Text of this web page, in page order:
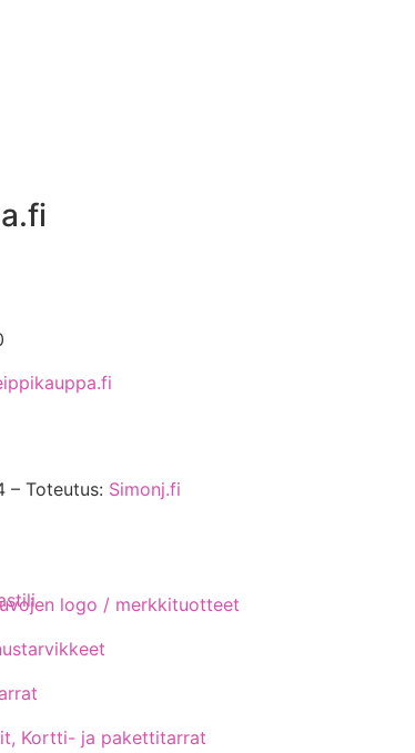
Toteutus: Simonj.fi
logo / merkkituotteet
Kortti- ja pakettitarrat